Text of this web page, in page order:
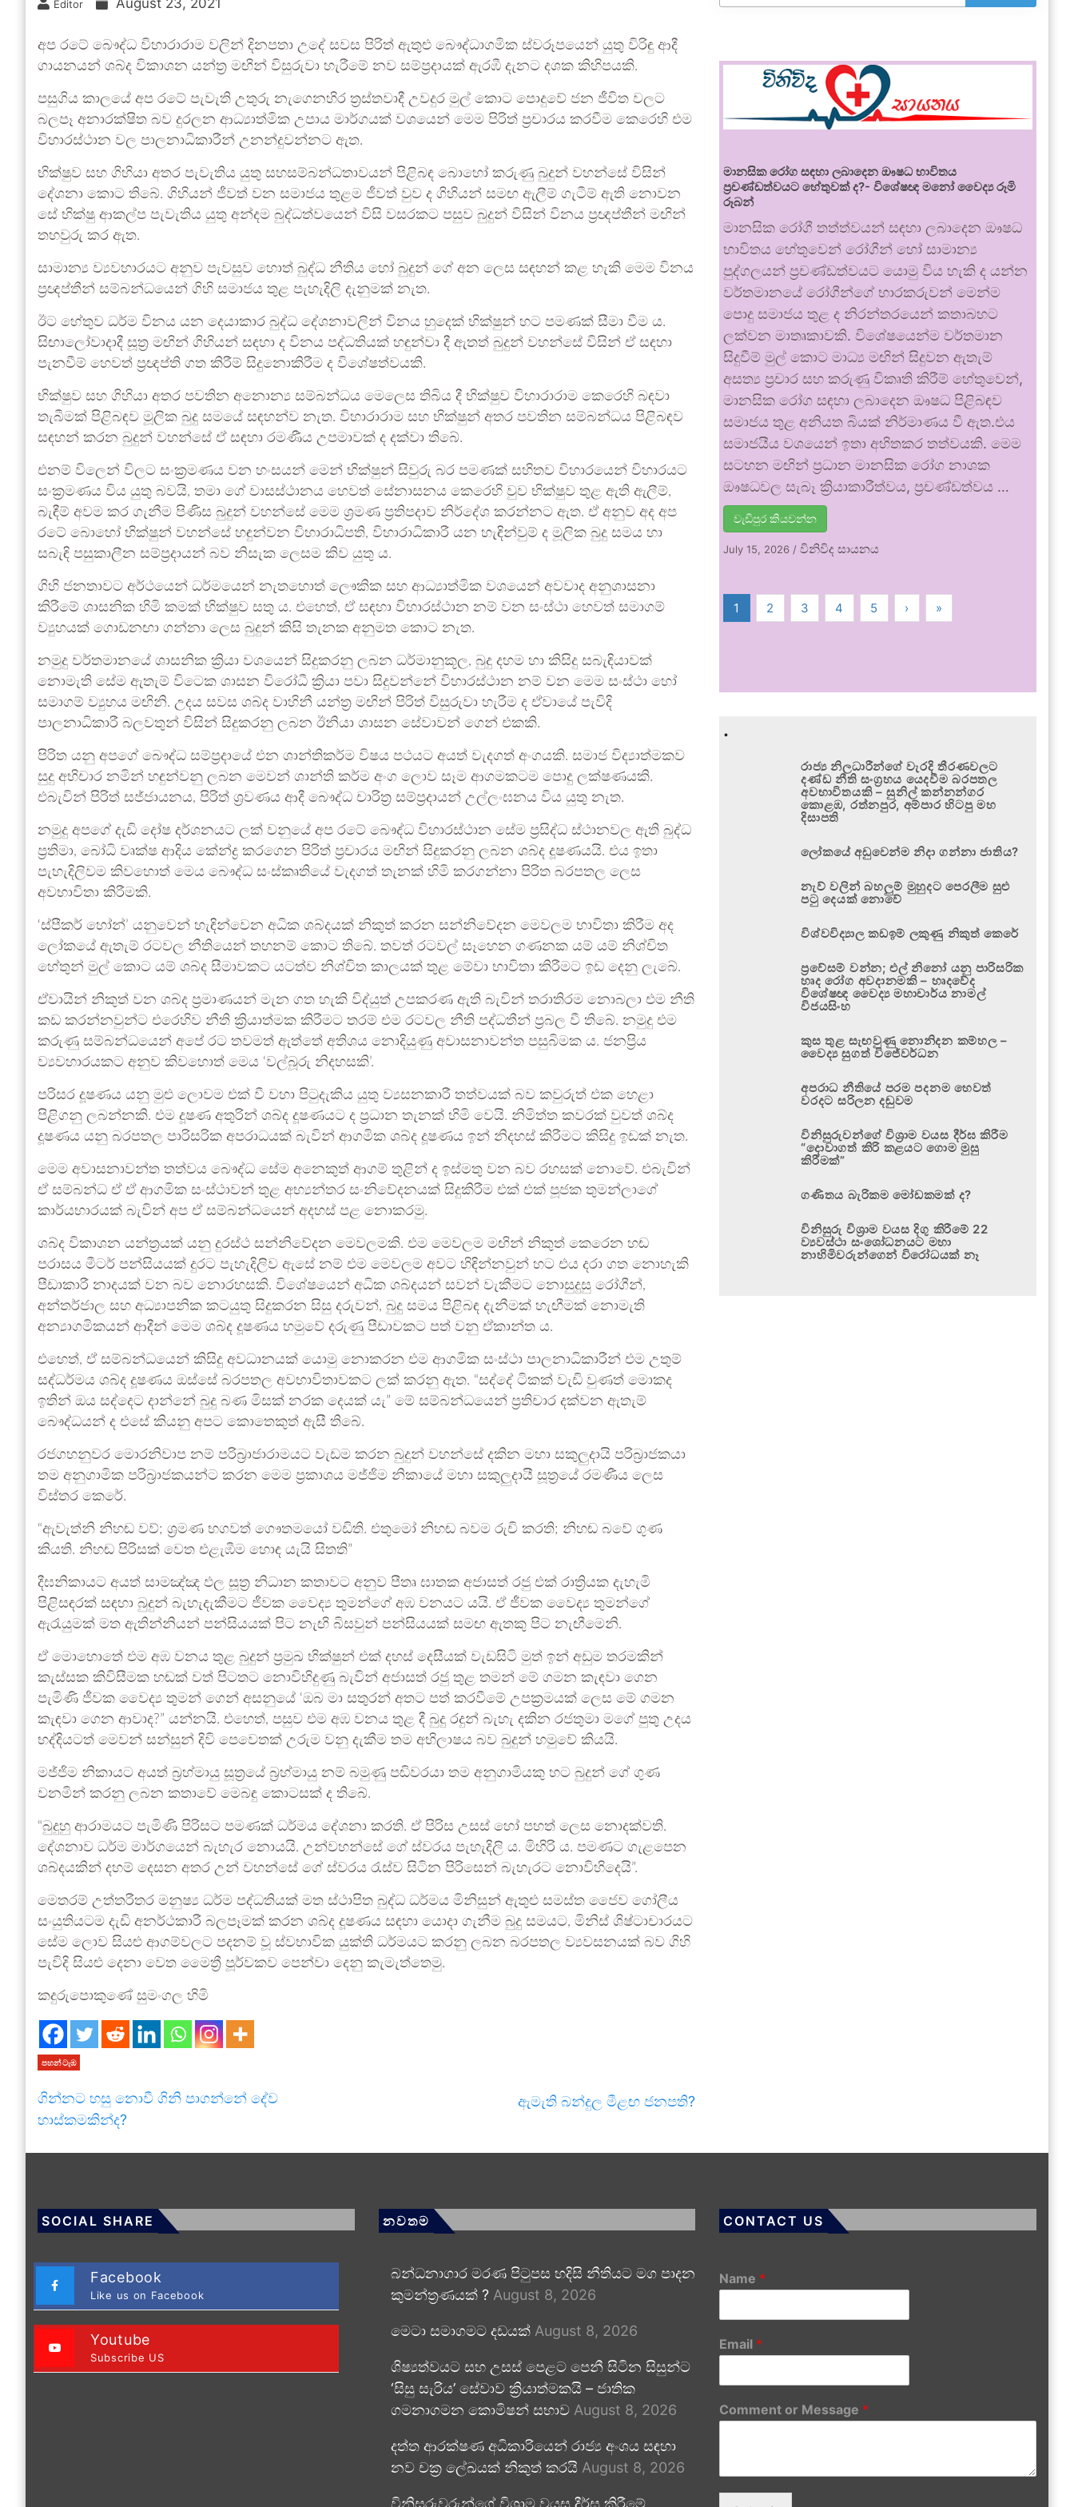
Editor August 23, 2021
අප රටේ බෞද්ධ විහාරාරාම වලින් දිනපතා උදේ සවස පිරිත් ඇතුළු බෞද්ධාගමික ස්වරූපයෙන් යුතු විරිඳු ආදී
ගායනයන් ශබ්ද විකාශන යන්ත්‍ර මඟින් විසුරුවා හැරීමේ නව සම්ප්‍රදායක් ඇරඹී දැනට දශක කිහිපයකි.
පසුගිය කාලයේ අප රටේ පැවැති උතුරු නැගෙනහිර ත්‍රස්තවාදී උවදුර මුල් කොට පොදුවේ ජන ජීවිත වලට
බලපෑ අනාරක්ෂිත බව දුරලන ආධ්‍යාත්මික උපාය මාර්ගයක් වශයෙන් මෙම පිරිත් ප්‍රචාරය කරවීම කෙරෙහි එම
විහාරස්ථාන වල පාලනාධිකාරීන් උනන්දුවන්නට ඇත.
භික්ෂුව සහ ගිහියා අතර පැවැතිය යුතු සහසම්බන්ධතාවයන් පිළිබඳ බොහෝ කරුණු බුදුන් වහන්සේ විසින්
දේශනා කොට තිබේ. ගිහියන් ජීවත් වන සමාජය තුළම ජීවත් වුව ද ගිහියන් සමඟ ඇලීම් ගැටීම් ඇති නොවන
සේ භික්ෂු ආකල්ප පැවැතිය යුතු අන්දම බුද්ධත්වයෙන් විසි වසරකට පසුව බුදුන් විසින් විනය ප්‍රඥප්තීන් මඟින්
තහවුරු කර ඇත.
සාමාන්‍ය ව්‍යවහාරයට අනුව පැවසුව හොත් බුද්ධ නීතිය හෝ බුදුන් ගේ අන ලෙස සඳහන් කළ හැකි මෙම විනය
ප්‍රඥප්තීන් සම්බන්ධයෙන් ගිහි සමාජය තුළ පැහැදිලි දැනුමක් නැත.
ඊට හේතුව ධර්ම විනය යන දෙයාකාර බුද්ධ දේශනාවලින් විනය හුදෙක් භික්ෂුන් හට පමණක් සීමා වීම ය.
සිඟාලෝවාදාදී සූත්‍ර මඟින් ගිහියන් සඳහා ද විනය පද්ධතියක් හඳුන්වා දී ඇතත් බුදුන් වහන්සේ විසින් ඒ සඳහා
පැනවීම් හෙවත් ප්‍රඥප්ති ගත කිරීම් සිදුනොකිරීම ද විශේෂත්වයකි.
භික්ෂුව සහ ගිහියා අතර පවතින අනොන්‍ය සම්බන්ධය මෙලෙස තිබිය දී භික්ෂුව විහාරාරාම කෙරෙහි බඳවා
තැබීමක් පිළිබඳව මූලික බුදු සමයේ සඳහන්ව නැත. විහාරාරාම සහ භික්ෂුන් අතර පවතින සම්බන්ධය පිළිබඳව
සඳහන් කරන බුදුන් වහන්සේ ඒ සඳහා රමණීය උපමාවක් ද දක්වා තිබේ.
එනම් විලෙන් විලට සංක්‍රමණය වන හංසයන් මෙන් භික්ෂුන් සිවුරු බර පමණක් සහිතව විහාරයෙන් විහාරයට
සංක්‍රමණය විය යුතු බවයි, තමා ගේ වාසස්ථානය හෙවත් සේනාසනය කෙරෙහි වුව භික්ෂුව තුළ ඇති ඇලීම්,
බැඳීම් අවම කර ගැනීම පිණිස බුදුන් වහන්සේ මෙම ශ්‍රමණ ප්‍රතිපදාව නිර්දේශ කරන්නට ඇත. ඒ අනුව අද අප
රටේ බොහෝ භික්ෂුන් වහන්සේ හඳුන්වන විහාරාධිපති, විහාරාධිකාරී යන හැඳින්වුම් ද මූලික බුදු සමය හා
සබැඳි පසුකාලීන සම්ප්‍රදායන් බව නිසැක ලෙසම කිව යුතු ය.
ගිහි ජනතාවට අර්ථයෙන් ධර්මයෙන් නැතහොත් ලෞකික සහ ආධ්‍යාත්මික වශයෙන් අවවාද අනුශාසනා
කිරීමේ ශාසනික හිමි කමක් භික්ෂුව සතු ය. එහෙත්, ඒ සඳහා විහාරස්ථාන නම් වන සංස්ථා හෙවත් සමාගම්
ව්‍යුහයක් ගොඩනඟා ගන්නා ලෙස බුදුන් කිසි තැනක අනුමත කොට නැත.
නමුදු වර්තමානයේ ශාසනික ක්‍රියා වශයෙන් සිදුකරනු ලබන ධර්මානුකූල, බුදු දහම හා කිසිදු සබැඳියාවක්
නොමැති සේම ඇතැම් විටෙක ශාසන විරෝධී ක්‍රියා පවා සිදුවන්නේ විහාරස්ථාන නම් වන මෙම සංස්ථා හෝ
සමාගම් ව්‍යුහය මඟිනි. උදය සවස ශබ්ද වාහිනී යන්ත්‍ර මඟින් පිරිත් විසුරුවා හැරීම ද ඒවායේ පැවිදි
පාලනාධිකාරී බලවතුන් විසින් සිදුකරනු ලබන ඊනියා ශාසන සේවාවන් ගෙන් එකකි.
පිරිත යනු අපගේ බෞද්ධ සම්ප්‍රදායේ එන ශාන්තිකර්ම විෂය පථයට අයත් වැදගත් අංගයකි. සමාජ විද්‍යාත්මකව
සුදු අභිචාර නමින් හඳුන්වනු ලබන මෙවන් ශාන්ති කර්ම අංග ලොව සෑම ආගමකටම පොදු ලක්ෂණයකි.
එබැවින් පිරිත් සජ්ජායනය, පිරිත් ශ්‍රවණය ආදී බෞද්ධ චාරිත්‍ර සම්ප්‍රදායන් උල්ලංඝනය විය යුතු නැත.
නමුදු අපගේ දැඩි දෝෂ දර්ශනයට ලක් වනුයේ අප රටේ බෞද්ධ විහාරස්ථාන සේම ප්‍රසිද්ධ ස්ථානවල ඇති බුද්ධ
ප්‍රතිමා, බෝධි වෘක්ෂ ආදිය කේන්ද්‍ර කරගෙන පිරිත් ප්‍රචාරය මඟින් සිදුකරනු ලබන ශබ්ද දූෂණයයි. එය ඉතා
පැහැදිලිවම කිවහොත් මෙය බෞද්ධ සංස්කෘතියේ වැදගත් තැනක් හිමි කරගන්නා පිරිත බරපතල ලෙස
අවභාවිතා කිරීමකි.
‘ස්පීකර් හෝන්’ යනුවෙන් හැඳින්වෙන අධික ශබ්දයක් නිකුත් කරන සන්නිවේදන මෙවලම භාවිතා කිරීම අද
ලෝකයේ ඇතැම් රටවල නීතියෙන් තහනම් කොට තිබේ. තවත් රටවල් සෑහෙන ගණනක යම් යම් නිශ්චිත
හේතුන් මුල් කොට යම් ශබ්ද සීමාවකට යටත්ව නිශ්චිත කාලයක් තුළ මේවා භාවිතා කිරීමට ඉඩ දෙනු ලැබේ.
ඒවායින් නිකුත් වන ශබ්ද ප්‍රමාණයන් මැන ගත හැකි විද්යුත් උපකරණ ඇති බැවින් තරාතිරම නොබලා එම නීති
කඩ කරන්නවුන්ට එරෙහිව නීති ක්‍රියාත්මක කිරීමට තරම් එම රටවල නීති පද්ධතීන් ප්‍රබල වී තිබේ. නමුදු එම
කරුණු සම්බන්ධයෙන් අපේ රට තවමත් ඇත්තේ අතිශය නොදියුණු අවාසනාවන්ත පසුබිමක ය. ජනප්‍රිය
ව්‍යවහාරයකට අනුව කිවහොත් මෙය ‘වල්බූරු නිදහසකි’.
පරිසර දූෂණය යනු මුළු ලොවම එක් වී වහා පිටුදැකිය යුතු ව්‍යසනකාරී තත්වයක් බව කවුරුත් එක හෙළා
පිළිගනු ලබන්නකි. එම දූෂණ අතුරින් ශබ්ද දූෂණයට ද ප්‍රධාන තැනක් හිමි වෙයි. නිමිත්ත කවරක් වුවත් ශබ්ද
දූෂණය යනු බරපතල පාරිසරික අපරාධයක් බැවින් ආගමික ශබ්ද දූෂණය ඉන් නිදහස් කිරීමට කිසිදු ඉඩක් නැත.
මෙම අවාසනාවන්ත තත්වය බෞද්ධ සේම අනෙකුත් ආගම් තුළින් ද ඉස්මතු වන බව රහසක් නොවේ. එබැවින්
ඒ සම්බන්ධ ඒ ඒ ආගමික සංස්ථාවන් තුළ අභ්‍යන්තර සංනිවේදනයක් සිදුකිරීම එක් එක් පූජක තුමන්ලාගේ
කාර්යභාරයක් බැවින් අප ඒ සම්බන්ධයෙන් අදහස් පළ නොකරමු.
ශබ්ද විකාශන යන්ත්‍රයක් යනු දුරස්ථ සන්නිවේදන මෙවලමකි. එම මෙවලම මඟින් නිකුත් කෙරෙන හඬ
පරාසය මීටර් පන්සියයක් දුරට පැහැදිලිව ඇසේ නම් එම මෙවලම අවට හිඳින්නවුන් හට එය දරා ගත නොහැකි
පීඩාකාරී නාදයක් වන බව නොරහසකි. විශේෂයෙන් අධික ශබ්දයන් සවන් වැකීමට නොසුදුසු රෝගීන්,
අන්තර්ජාල සහ අධ්‍යාපනික කටයුතු සිදුකරන සිසු දරුවන්, බුදු සමය පිළිබඳ දැනීමක් හැඟීමක් නොමැති
අන්‍යාගමිකයන් ආදීන් මෙම ශබ්ද දූෂණය හමුවේ දරුණු පීඩාවකට පත් වනු ඒකාන්ත ය.
එහෙත්, ඒ සම්බන්ධයෙන් කිසිදු අවධානයක් යොමු නොකරන එම ආගමික සංස්ථා පාලනාධිකාරීන් එම උතුම්
සද්ධර්මය ශබ්ද දූෂණය ඔස්සේ බරපතල අවභාවිතාවකට ලක් කරනු ඇත. “සද්දේ ටිකක් වැඩි වුණත් මොකද
ඉතින් ඔය සද්දෙට දාන්නේ බුදු බණ මිසක් නරක දෙයක් යැ” මේ සම්බන්ධයෙන් ප්‍රතිචාර දක්වන ඇතැම්
බෞද්ධයන් ද එසේ කියනු අපට කොතෙකුත් ඇසී තිබේ.
රජගහනුවර මොරනිවාප නම් පරිබ්‍රාජාරාමයට වැඩම කරන බුදුන් වහන්සේ දකින මහා සකුලුදායි පරිබ්‍රාජකයා
තම අනුගාමික පරිබ්‍රාජකයන්ට කරන මෙම ප්‍රකාශය මජ්ජිම නිකායේ මහා සකුලුදායී සූත්‍රයේ රමණීය ලෙස
විස්තර කෙරේ.
“ඇවැත්නි නිහඬ වව්; ශ්‍රමණ භගවත් ගෞතමයෝ වඩිති. එතුමෝ නිහඬ බවම රුචි කරති; නිහඬ බවේ ගුණ
කියති. නිහඬ පිරිසක් වෙත එළැඹීම හොඳ යැයි සිතති”
දීඝනිකායට අයත් සාමඤ්ඤ ඵල සූත්‍ර නිධාන කතාවට අනුව පීතෘ ඝාතක අජාසත් රජු එක් රාත්‍රියක දැහැමි
පිළිසඳරක් සඳහා බුදුන් බැහැදැකීමට ජීවක වෛද්‍ය තුමන්ගේ අඹ වනයට යයි. ඒ ජීවක වෛද්‍ය තුමන්ගේ
ඇරැයුමක් මත ඇතින්නියන් පන්සියයක් පිට නැඟි බිසවුන් පන්සියයක් සමඟ ඇතකු පිට නැඟීමෙනි.
ඒ මොහොතේ එම අඹ වනය තුළ බුදුන් ප්‍රමුඛ භික්ෂුන් එක් දහස් දෙසීයක් වැඩසිටි මුත් ඉන් අඩුම තරමකින්
කැස්සක කිවිසීමක හඬක් වත් පිටතට නොවිහිදුණු බැවින් අජාසත් රජු තුළ තමන් මේ ගමන කැඳවා ගෙන
පැමිණි ජීවක වෛද්‍ය තුමන් ගෙන් අසනුයේ ‘ඔබ මා සතුරන් අතට පත් කරවීමේ උපක්‍රමයක් ලෙස මේ ගමන
කැඳවා ගෙන ආවාද?” යන්නයි. එහෙත්, පසුව එම අඹ වනය තුළ දී බුදු රදුන් බැහැ දකින රජතුමා මගේ පුතු උදය
භද්දියටත් මෙවන් සන්සුන් දිවි පෙවෙතක් උරුම වනු දැකීම තම අභිලාෂය බව බුදුන් හමුවේ කියයි.
මජ්ජිම නිකායට අයත් බ්‍රහ්මායු සූත්‍රයේ බ්‍රහ්මායු නම් බමුණු පඬිවරයා තම අනුගාමියකු හට බුදුන් ගේ ගුණ
වනමින් කරනු ලබන කතාවේ මෙබඳු කොටසක් ද තිබේ.
“බුදුහු ආරාමයට පැමිණි පිරිසට පමණක් ධර්මය දේශනා කරති. ඒ පිරිස උසස් හෝ පහත් ලෙස නොදක්වති.
දේශනාව ධර්ම මාර්ගයෙන් බැහැර නොයයි. උන්වහන්සේ ගේ ස්වරය පැහැදිලි ය. මිහිරි ය. පමණට ගැළපෙන
ශබ්දයකින් දහම් දෙසන අතර උන් වහන්සේ ගේ ස්වරය රැස්ව සිටින පිරිසෙන් බැහැරට නොවිහිදෙයි”.
මෙතරම් උත්තරීතර මනුෂ්‍ය ධර්ම පද්ධතියක් මත ස්ථාපිත බුද්ධ ධර්මය මිනිසුන් ඇතුළු සමස්ත ජෛව ගෝලීය
සංයුතියටම දැඩි අනර්ථකාරී බලපෑමක් කරන ශබ්ද දූෂණය සඳහා යොදා ගැනීම බුදු සමයට, මිනිස් ශිෂ්ටාචාරයට
සේම ලොව සියළු ආගම්වලට පදනම් වූ ස්වභාවික යුක්ති ධර්මයට කරනු ලබන බරපතල ව්‍යවසනයක් බව ගිහි
පැවිදි සියළු දෙනා වෙත මෛත්‍රී පූර්වකව පෙන්වා දෙනු කැමැත්තෙමු.
කදුරුපොකුණේ සුමංගල හිමි
පහන් ටැඹ
ගින්නට හසු නොවී ගිනි පාගන්නේ දේව
හාස්කමකින්ද?
ඇමැති බන්දුල මීළඟ ජනපති?
මානසික රෝග සඳහා ලබාදෙන ඖෂධ භාවිතය
ප්‍රචණ්ඩත්වයට හේතුවක් ද?- විශේෂඥ මනෝ වෛද්‍ය රූමි
රූබන්
මානසික රෝගී තත්ත්වයන් සඳහා ලබාදෙන ඖෂධ
භාවිතය හේතුවෙන් රෝගීන් හෝ සාමාන්‍ය
පුද්ගලයන් ප්‍රචණ්ඩත්වයට යොමු විය හැකි ද යන්න
වර්තමානයේ රෝගීන්ගේ භාරකරුවන් මෙන්ම
පොදු සමාජය තුළ ද නිරන්තරයෙන් කතාබහට
ලක්වන මාතෘකාවකි. විශේෂයෙන්ම වර්තමාන
සිදුවීම් මුල් කොට මාධ්‍ය මඟින් සිදුවන ඇතැම්
අසත්‍ය ප්‍රචාර සහ කරුණු විකෘති කිරීම් හේතුවෙන්,
මානසික රෝග සඳහා ලබාදෙන ඖෂධ පිළිබඳව
සමාජය තුළ අනියත බියක් නිර්මාණය වී ඇත.එය
සමාජයීය වශයෙන් ඉතා අහිතකර තත්වයකි. මෙම
සටහන මඟින් ප්‍රධාන මානසික රෝග නාශක
ඖෂධවල සැබෑ ක්‍රියාකාරීත්වය, ප්‍රචණ්ඩත්වය …
වැඩිපුර කියවන්න
July 15, 2026 /විනිවිද සායනය
1 2 3 4 5 › »
.
රාජ්‍ය නිලධාරීන්ගේ වැරදි තීරණවලට
දණ්ඩ නීති සංග්‍රහය යෙදවීම බරපතල
අවභාවිතයකි – සුනිල් කන්නන්ගර
කොළඹ, රත්නපුර, අම්පාර හිටපු මහ
දිසාපති
ලෝකයේ අඩුවෙන්ම නිදා ගන්නා ජාතිය?
නැව් වලින් බහලුම් මුහුදට පෙරලීම සුළු
පටු දෙයක් නොවේ
විශ්වවිද්‍යාල කඩඉම් ලකුණු නිකුත් කෙරේ
ප්‍රවේසම් වන්න; එල් නිනෝ යනු පාරිසරික
හෘද රෝග අවදානමකි – හෘදවේද
විශේෂඥ වෛද්‍ය මහාචාර්ය නාමල්
විජයසිංහ
කුස තුළ සැඟවුණු නොනිදන කම්හල –
වෛද්‍ය සුගත් විජේවර්ධන
අපරාධ නීතියේ පරම පදනම හෙවත්
වරදට සරිලන දඬුවම
විනිසුරුවන්ගේ විශ්‍රාම වයස දීර්ඝ කිරීම
“දොවාගත් කිරි කළයට ගොම මුසු
කිරීමක්”
ගණිතය බැරිකම මෝඩකමක් ද?
විනිසුරු විශ්‍රාම වයස දිගු කිරීමේ 22
ව්‍යවස්ථා සංශෝධනයට මහා
නාහිමිවරුන්ගෙන් විරෝධයක් නෑ
SOCIAL SHARE
Facebook
Like us on Facebook
Youtube
Subscribe US
නවතම
බන්ධනාගාර මරණ පිටුපස හදිසි නීතියට මග පාදන
කුමන්ත්‍රණයක් ? August 8, 2026
මෙටා සමාගමට දඩයක් August 8, 2026
ශිෂ්‍යත්වයට සහ උසස් පෙළට පෙනී සිටින සිසුන්ට
‘සිසු සැරිය’ සේවාව ක්‍රියාත්මකයි – ජාතික
ගමනාගමන කොමිෂන් සභාව August 8, 2026
දත්ත ආරක්ෂණ අධිකාරියෙන් රාජ්‍ය අංශය සඳහා
නව චක්‍ර ලේඛයක් නිකුත් කරයි August 8, 2026
විනිසුරුවරුන්ගේ විශ්‍රාම වයස දීර්ඝ කිරීමේ
CONTACT US
Name *
Email *
Comment or Message *